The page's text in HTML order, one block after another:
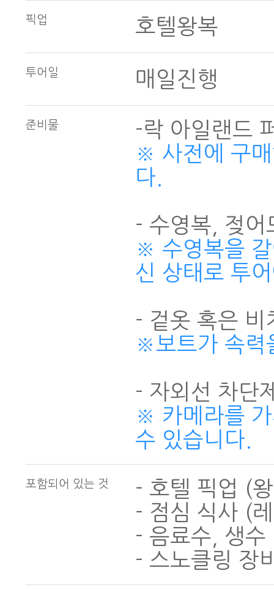
픽업 호텔왕복
투어일 매일진행
준비물
※ 사전에 구
다.
※ 수영복을
신 상태로 투
※보트가 속력
※ 카메라를
수 있습니다.
포함되어 있는 것
- 호텔 픽업 (
- 점심 식사 (
- 음료수, 생수